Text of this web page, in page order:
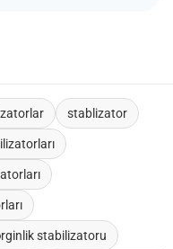
və sənaye
uyğundur.stablizator
stabilizatoru